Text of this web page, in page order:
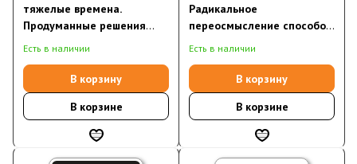
тяжелые времена.
Продуманные решения
самых важных проблем
Есть в наличии
В корзину
В корзине
Радикальное
переосмысление способов
преодоления мировой
Есть в наличии
В корзину
В корзине